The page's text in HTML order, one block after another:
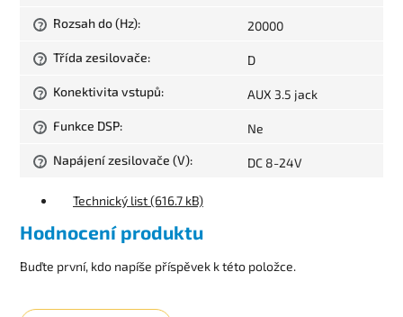
? Rozsah do (Hz): 20000
? Třída zesilovače: D
? Konektivita vstupů: AUX 3.5 jack
? Funkce DSP: Ne
? Napájení zesilovače (V): DC 8-24V
Technický list (616.7 kB)
Hodnocení produktu
Buďte první, kdo napíše příspěvek k této položce.